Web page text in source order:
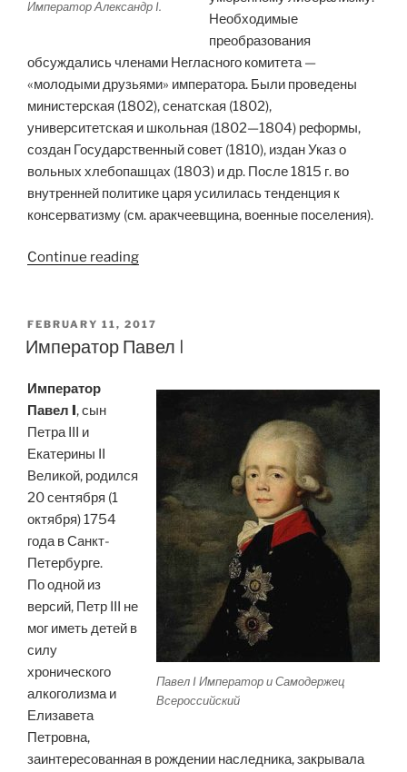
Император Александр I.
Необходимые
преобразования
обсуждались членами Негласного комитета —
«молодыми друзьями» императора. Были проведены
министерская (1802), сенатская (1802),
университетская и школьная (1802—1804) реформы,
создан Государственный совет (1810), издан Указ о
вольных хлебопашцах (1803) и др. После 1815 г. во
внутренней политике царя усилилась тенденция к
консерватизму (см. аракчеевщина, военные поселения).
Continue reading“Император
Павлович
Романов”
POSTED
ON
FEBRUARY 11, 2017
Император Павел I
Павел I Император и Самодержец
Всероссийский
Император
Павел I, сын
Петра III и
Екатерины II
Великой, родился
20 сентября (1
октября) 1754
года в Санкт-
Петербурге.
По одной из
версий, Петр III не
мог иметь детей в
силу
хронического
алкоголизма и
Елизавета
Петровна,
заинтересованная в рождении наследника, закрывала